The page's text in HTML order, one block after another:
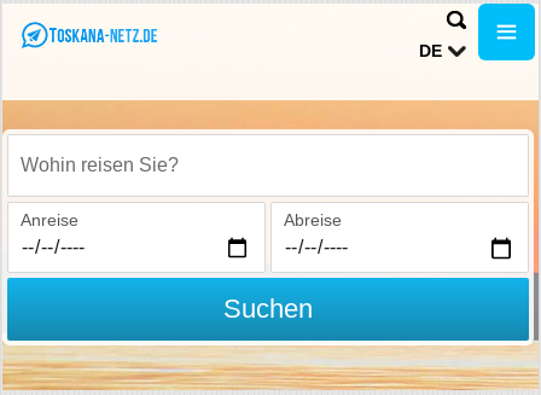
DE
Wohin reisen Sie?
Anreise Abreise
Suchen